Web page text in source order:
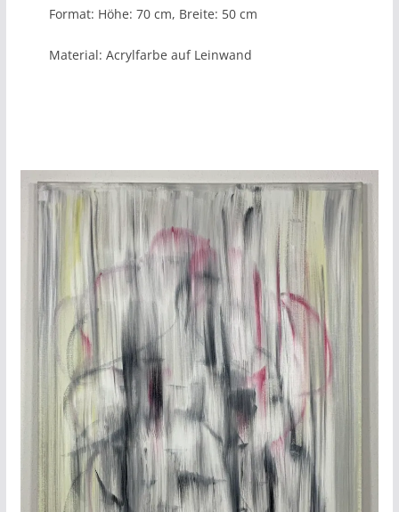
Format: Höhe: 70 cm, Breite: 50 cm
Material: Acrylfarbe auf Leinwand